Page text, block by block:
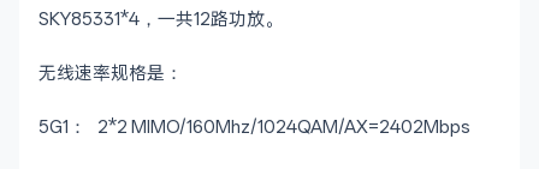
SKY85331*4，一共12路功放。
无线速率规格是：
5G1： 2*2 MIMO/160Mhz/1024QAM/AX=2402Mbps